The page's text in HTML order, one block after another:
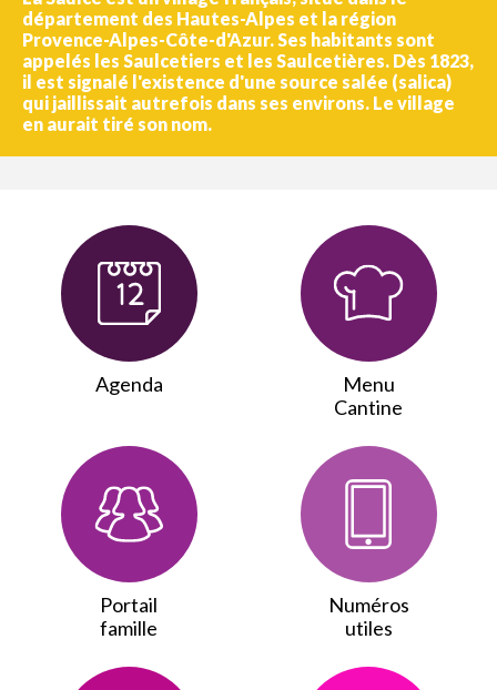
département des Hautes-Alpes et la région
Provence-Alpes-Côte-d'Azur. Ses habitants sont
appelés les Saulcetiers et les Saulcetières. Dès 1823,
il est signalé l'existence d'une source salée (salica)
qui jaillissait autrefois dans ses environs. Le village
en aurait tiré son nom.
Agenda
Menu
Cantine
Portail
famille
Numéros
utiles